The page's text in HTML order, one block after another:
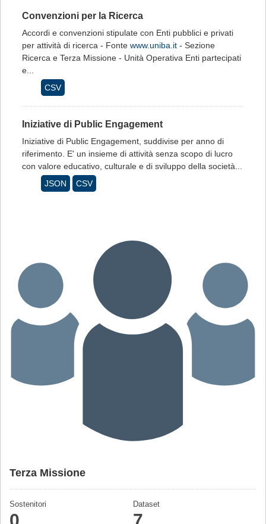
Terza Missione
Sostenitori Dataset
Convenzioni per la Ricerca
Accordi e convenzioni stipulate con Enti pubblici e privati
per attività di ricerca - Fonte www.uniba.it - Sezione
Ricerca e Terza Missione - Unità Operativa Enti partecipati
e...
CSV
Iniziative di Public Engagement
Iniziative di Public Engagement, suddivise per anno di
riferimento. E' un insieme di attività senza scopo di lucro
con valore educativo, culturale e di sviluppo della società...
JSON
CSV